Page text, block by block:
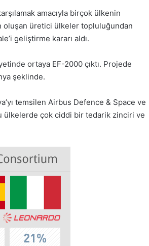
amacıyla birçok ülkenin
oluşan üretici ülkeler topluluğundan
geliştirme kararı aldı.
ortaya EF-2000 çıktı. Projede
şeklinde.
temsilen Airbus Defence & Space ve
ülkelerde çok ciddi bir tedarik zinciri ve